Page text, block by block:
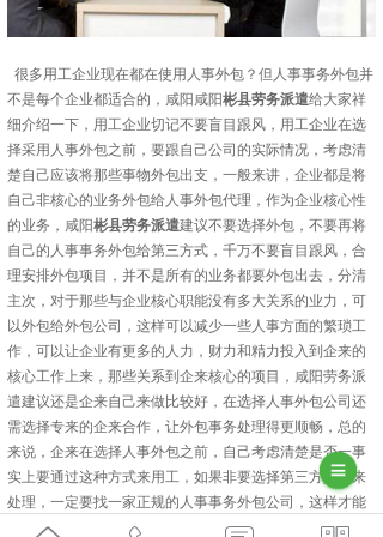
很多用工企业现在都在使用人事外包？但人事事务外包并
不是每个企业都适合的，咸阳咸阳彬县劳务派遣给大家祥
细介绍一下，用工企业切记不要盲目跟风，用工企业在选
择采用人事外包之前，要跟自己公司的实际情况，考虑清
楚自己应该将那些事物外包出支，一般来讲，企业都是将
自己非核心的业务外包给人事外包代理，作为企业核心性
的业务，咸阳彬县劳务派遣建议不要选择外包，不要再将
自己的人事事务外包给第三方式，千万不要盲目跟风，合
理安排外包项目，并不是所有的业务都要外包出去，分清
主次，对于那些与企业核心职能没有多大关系的业力，可
以外包给外包公司，这样可以减少一些人事方面的繁琐工
作，可以让企业有更多的人力，财力和精力投入到企来的
核心工作上来，那些关系到企来核心的项目，咸阳劳务派
遣建议还是企来自己来做比较好，在选择人事外包公司还
需选择专来的企来合作，让外包事务处理得更顺畅，总的
来说，企来在选择人事外包之前，自己考虑清楚是否一事
实上要通过这种方式来用工，如果非要选择第三方人事来
处理，一定要找一家正规的人事事务外包公司，这样才能
为企业提供透明的，高效的，有保障的服务。陕西金伯乐